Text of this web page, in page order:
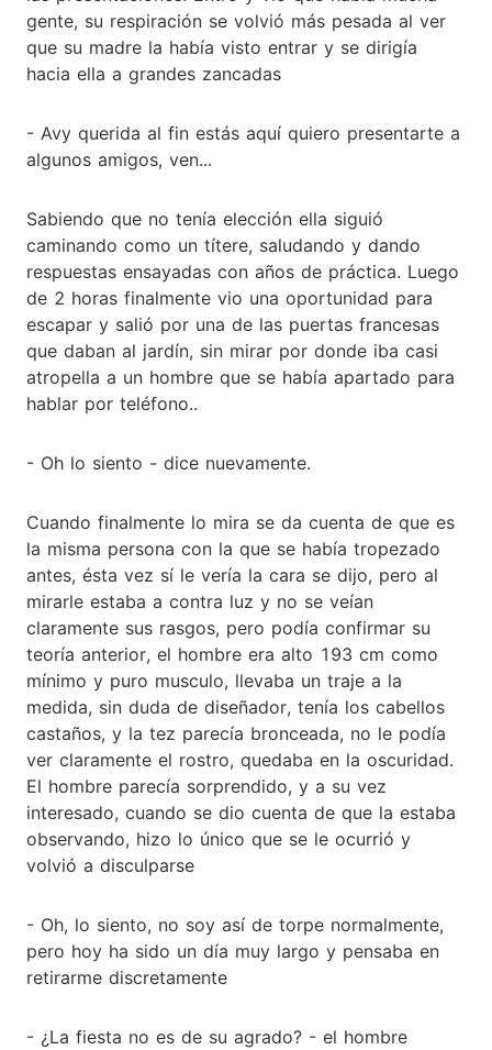
gente, su respiración se volvió más pesada al ver
que su madre la había visto entrar y se dirigía
hacia ella a grandes zancadas
- Avy querida al fin estás aquí quiero presentarte a
algunos amigos, ven...
Sabiendo que no tenía elección ella siguió
caminando como un títere, saludando y dando
respuestas ensayadas con años de práctica. Luego
de 2 horas finalmente vio una oportunidad para
escapar y salió por una de las puertas francesas
que daban al jardín, sin mirar por donde iba casi
atropella a un hombre que se había apartado para
hablar por teléfono..
- Oh lo siento - dice nuevamente.
Cuando finalmente lo mira se da cuenta de que es
la misma persona con la que se había tropezado
antes, ésta vez sí le vería la cara se dijo, pero al
mirarle estaba a contra luz y no se veían
claramente sus rasgos, pero podía confirmar su
teoría anterior, el hombre era alto 193 cm como
mínimo y puro musculo, llevaba un traje a la
medida, sin duda de diseñador, tenía los cabellos
castaños, y la tez parecía bronceada, no le podía
ver claramente el rostro, quedaba en la oscuridad.
El hombre parecía sorprendido, y a su vez
interesado, cuando se dio cuenta de que la estaba
observando, hizo lo único que se le ocurrió y
volvió a disculparse
- Oh, lo siento, no soy así de torpe normalmente,
pero hoy ha sido un día muy largo y pensaba en
retirarme discretamente
- ¿La fiesta no es de su agrado? - el hombre